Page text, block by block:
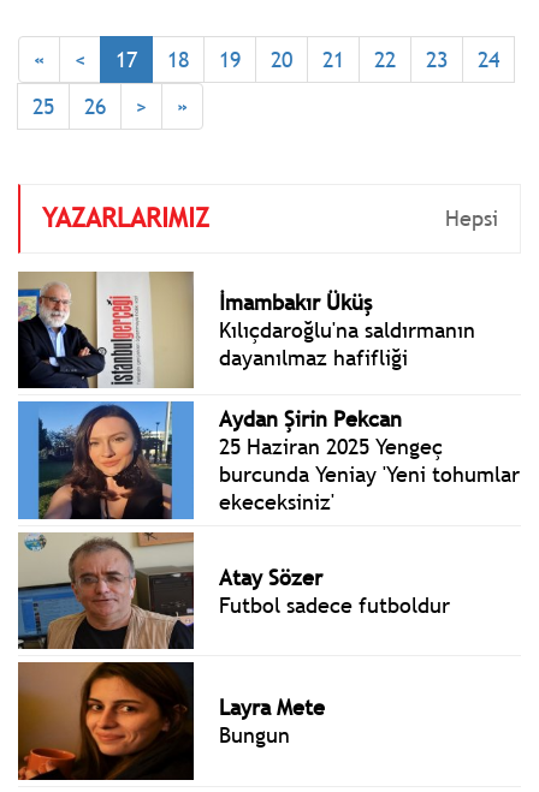
oranında azalması,
akaryakıt fiyatlarında yeni
« < 17 18 19 20 21 22 23
24
25
26 > »
YAZARLARIMIZ Hepsi
İmambakır Üküş
Kılıçdaroğlu'na saldırmanın
dayanılmaz hafifliği
Aydan Şirin Pekcan
25 Haziran 2025 Yengeç
burcunda Yeniay 'Yeni tohumlar
ekeceksiniz'
Atay Sözer
Futbol sadece futboldur
Layra Mete
Bungun